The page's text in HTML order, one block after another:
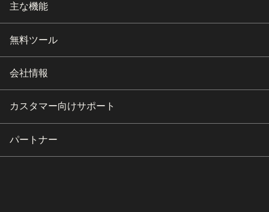
主な機能
無料ツール
会社情報
カスタマー向けサポート
パートナー